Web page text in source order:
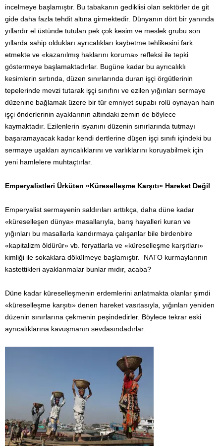
incelmeye başlamıştır. Bu tabakanın gediklisi olan sektörler de git
gide daha fazla tehdit altına girmektedir. Dünyanın dört bir yanında
yıllardır el üstünde tutulan pek çok kesim ve meslek grubu son
yıllarda sahip oldukları ayrıcalıkları kaybetme tehlikesini fark
etmekte ve «kazanılmış haklarını koruma» refleksi ile tepki
göstermeye başlamaktadırlar. Bugüne kadar bu ayrıcalıklı
kesimlerin sırtında, düzen sınırlarında duran işçi örgütlerinin
tepelerinde mevzi tutarak işçi sınıfını ve ezilen yığınları sermaye
düzenine bağlamak üzere bir tür emniyet supabı rolü oynayan hain
işçi önderlerinin ayaklarının altındaki zemin de böylece
kaymaktadır. Ezilenlerin isyanını düzenin sınırlarında tutmayı
başaramayacak kadar kendi dertlerine düşen işçi sınıfı içindeki bu
sermaye uşakları ayrıcalıklarını ve varlıklarını koruyabilmek için
yeni hamlelere muhtaçtırlar.
Emperyalistleri Ürküten «Küreselleşme Karşıtı» Hareket Değil
Emperyalist sermayenin saldırıları arttıkça, daha düne kadar
«küreselleşen dünya» masallarıyla, barış hayalleri kuran ve
yığınları bu masallarla kandırmaya çalışanlar bile birdenbire
«kapitalizm öldürür» vb. feryatlarla ve «küreselleşme karşıtları»
kimliği ile sokaklara dökülmeye başlamıştır. NATO kurmaylarının
kastettikleri ayaklanmalar bunlar mıdır, acaba?
Düne kadar küreselleşmenin erdemlerini anlatmakta olanlar şimdi
«küreselleşme karşıtı» denen hareket vasıtasıyla, yığınları yeniden
düzenin sınırlarına çekmenin peşindedirler. Böylece tekrar eski
ayrıcalıklarına kavuşmanın sevdasındadırlar.